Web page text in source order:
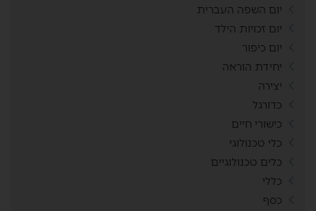
יום השפה העברית
יום זכויות הילד
יום כיפור
יחידת הוראה
יצירה
כדורגל
כישורי חיים
כלי טכנולוגי
כלים טכנולוגיים
כללי
כסף